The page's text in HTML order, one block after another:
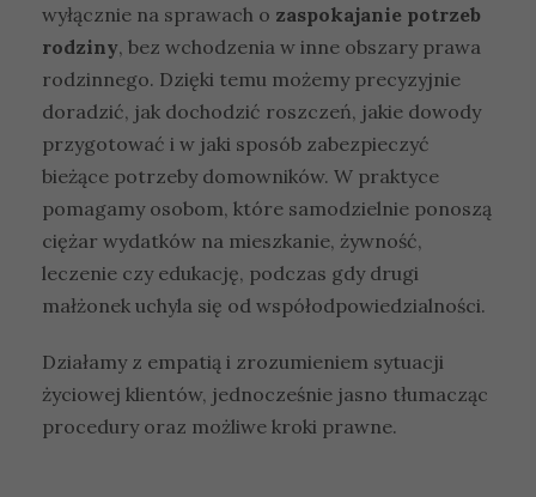
wyłącznie na sprawach o zaspokajanie potrzeb
rodziny, bez wchodzenia w inne obszary prawa
rodzinnego. Dzięki temu możemy precyzyjnie
doradzić, jak dochodzić roszczeń, jakie dowody
przygotować i w jaki sposób zabezpieczyć
bieżące potrzeby domowników. W praktyce
pomagamy osobom, które samodzielnie ponoszą
ciężar wydatków na mieszkanie, żywność,
leczenie czy edukację, podczas gdy drugi
małżonek uchyla się od współodpowiedzialności.
Działamy z empatią i zrozumieniem sytuacji
życiowej klientów, jednocześnie jasno tłumacząc
procedury oraz możliwe kroki prawne.